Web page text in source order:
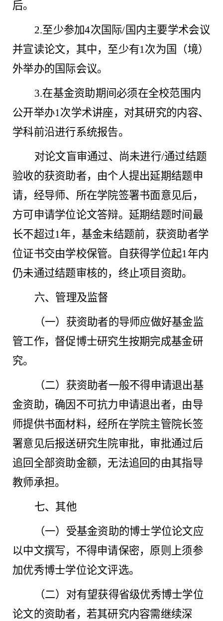
后。
2.至少参加4次国际/国内主要学术会议
并宣读论文，其中，至少有1次为国（境）
外举办的国际会议。
3.在基金资助期间必须在全校范围内
公开举办1次学术讲座，对其研究的内容、
学科前沿进行系统报告。
对论文盲审通过、尚未进行/通过结题
验收的获资助者，由个人提出延期结题申
请，经导师、所在学院签署书面意见后，
方可申请学位论文答辩。延期结题时间最
长不超过1年，基金未结题前，获资助者学
位证书交由学校保管。自获得学位起1年内
仍未通过结题审核的，终止项目资助。
六、管理及监督
（一）获资助者的导师应做好基金监
管工作，督促博士研究生按期完成基金研
究。
（二）获资助者一般不得申请退出基
金资助，确因不可抗力申请退出者，由导
师提供书面材料，经所在学院主管院长签
署意见后报送研究生院审批，审批通过后
追回全部资助金额，无法追回的由其指导
教师承担。
七、其他
（一）受基金资助的博士学位论文应
以中文撰写，不得申请保密，原则上须参
加优秀博士学位论文评选。
（二）对有望获得省级优秀博士学位
论文的资助者，若其研究内容需继续深